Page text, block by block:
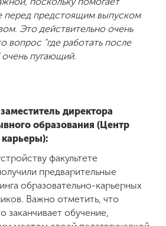
перед предстоящим выпуском
Это действительно очень
вопрос "где работать после
пугающий.
директора
образования (Центр
карьеры):
факультете
предварительные
образовательно-карьерных
Важно отметить, что
заканчивает обучение,